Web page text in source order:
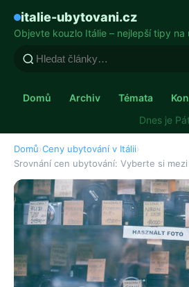
italie-ubytovani.cz
Objevte kouzlo Itálie – nejlepší tipy
Domů Archiv Témata
Dnes je
Domů›Ceny ubytování v Itálii›
Srovnání cen ubytování: Vyberte si mezi